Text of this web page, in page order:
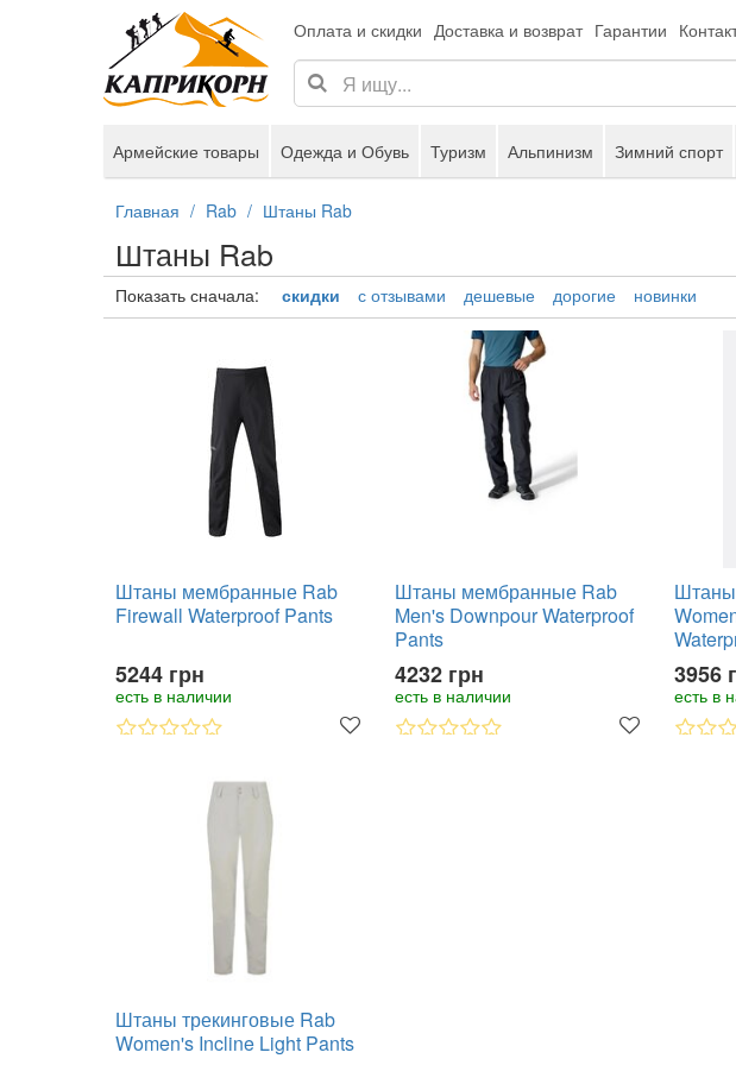
Оплата и скидки Доставка и возврат Гарантии
Армейские товары Одежда и Обувь Туризм Альпинизм Зимний спорт
Главная Rab Штаны Rab
Штаны Rab
Показать сначала: скидки с отзывами дешевые дорогие новинки
Штаны мембранные Rab
Firewall Waterproof Pants
5244 грн
есть в наличии
Штаны мембранные Rab
Men's Downpour Waterproof
Pants
4232 грн
есть в наличии
3956
есть в
Штаны трекинговые Rab
Women's Incline Light Pants